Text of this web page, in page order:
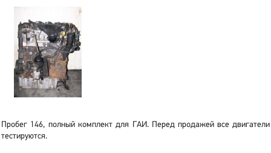
Пробег 146, полный комплект для ГАИ. Перед продажей все двигатели
тестируются.